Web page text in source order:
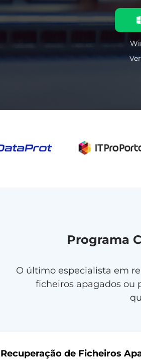
Programa
O último especialista em
ficheiros apagados ou
Recuperação de Ficheiros